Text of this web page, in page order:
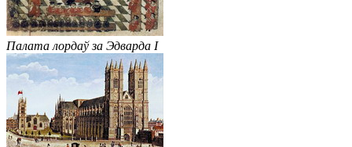
Палата лордаў за Эдварда I